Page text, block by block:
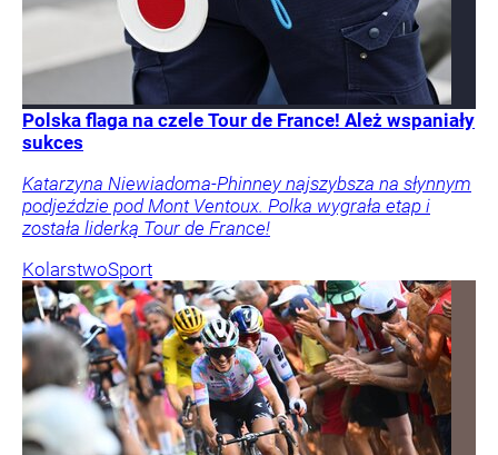
Polska flaga na czele Tour de France! Ależ wspaniały
sukces
Katarzyna Niewiadoma-Phinney najszybsza na słynnym
podjeździe pod Mont Ventoux. Polka wygrała etap i
została liderką Tour de France!
KolarstwoSport